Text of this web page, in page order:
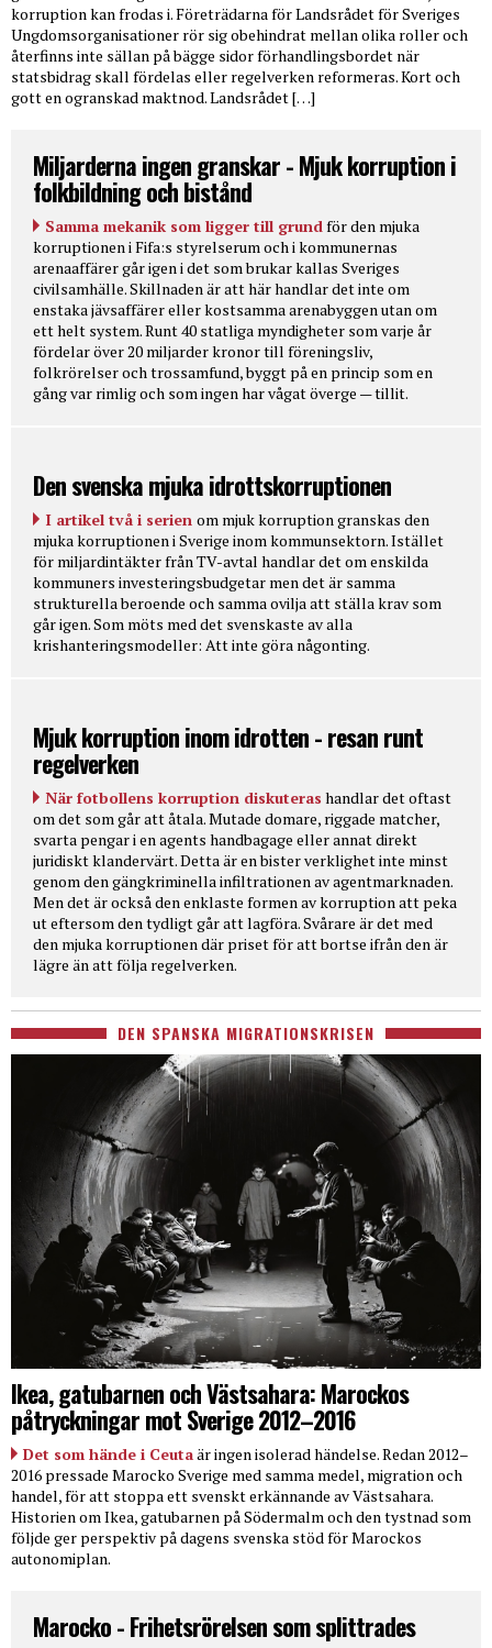
korruption kan frodas i. Företrädarna för Landsrådet för Sveriges
Ungdomsorganisationer rör sig obehindrat mellan olika roller och
återfinns inte sällan på bägge sidor förhandlingsbordet när
statsbidrag skall fördelas eller regelverken reformeras. Kort och
gott en ogranskad maktnod. Landsrådet […]
Miljarderna ingen granskar - Mjuk korruption i
folkbildning och bistånd
Samma mekanik som ligger till grundför den mjuka
korruptionen i Fifa:s styrelserum och i kommunernas
arenaaffärer går igen i det som brukar kallas Sveriges
civilsamhälle. Skillnaden är att här handlar det inte om
enstaka jävsaffärer eller kostsamma arenabyggen utan om
ett helt system. Runt 40 statliga myndigheter som varje år
fördelar över 20 miljarder kronor till föreningsliv,
folkrörelser och trossamfund, byggt på en princip som en
gång var rimlig och som ingen har vågat överge — tillit.
Den svenska mjuka idrottskorruptionen
I artikel två i serien om mjuk korruption granskas den
mjuka korruptionen i Sverige inom kommunsektorn. Istället
för miljardintäkter från TV-avtal handlar det om enskilda
kommuners investeringsbudgetar men det är samma
strukturella beroende och samma ovilja att ställa krav som
går igen. Som möts med det svenskaste av alla
krishanteringsmodeller: Att inte göra någonting.
Mjuk korruption inom idrotten - resan runt
regelverken
När fotbollens korruption diskuteras handlar det oftast
om det som går att åtala. Mutade domare, riggade matcher,
svarta pengar i en agents handbagage eller annat direkt
juridiskt klandervärt. Detta är en bister verklighet inte minst
genom den gängkriminella infiltrationen av agentmarknaden.
Men det är också den enklaste formen av korruption att peka
ut eftersom den tydligt går att lagföra. Svårare är det med
den mjuka korruptionen där priset för att bortse ifrån den är
lägre än att följa regelverken.
DEN SPANSKA MIGRATIONSKRISEN
Ikea, gatubarnen och Västsahara: Marockos
påtryckningar mot Sverige 2012–2016
Det som hände i Ceutaär ingen isolerad händelse. Redan 2012–
2016 pressade Marocko Sverige med samma medel, migration och
handel, för att stoppa ett svenskt erkännande av Västsahara.
Historien om Ikea, gatubarnen på Södermalm och den tystnad som
följde ger perspektiv på dagens svenska stöd för Marockos
autonomiplan.
Marocko - Frihetsrörelsen som splittrades